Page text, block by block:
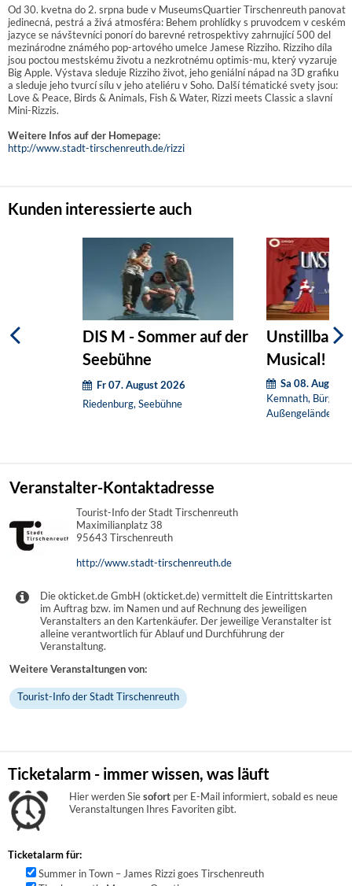
Od 30. kvetna do 2. srpna bude v MuseumsQuartier Tirschenreuth panovat
jedinecná, pestrá a živá atmosféra: Behem prohlídky s pruvodcem v ceském
jazyce se návštevníci ponorí do barevné retrospektivy zahrnující 500 del
mezinárodne známého pop-artového umelce Jamese Rizziho. Rizziho díla
jsou poctou mestskému životu a nezkrotnému optimis-mu, který vyzaruje
Big Apple. Výstava sleduje Rizziho život, jeho geniální nápad na 3D grafiku
a sleduje jeho tvurcí sílu v jeho ateliéru v Soho. Další tématické svety jsou:
Love & Peace, Birds & Animals, Fish & Water, Rizzi meets Classic a slavní
Mini-Rizzis.
Weitere Infos auf der Homepage:
http://www.stadt-tirschenreuth.de/rizzi
Kunden interessierte auch
DIS M - Sommer auf der
Seebühne
Fr 07. August 2026
Riedenburg, Seebühne
Unstillbare
Musical!
Sa 08. August
Kemnath,
Außengelände
Veranstalter-Kontaktadresse
Tourist-Info der Stadt Tirschenreuth
Maximilianplatz 38
95643 Tirschenreuth
http://www.stadt-tirschenreuth.de
Die okticket.de GmbH (okticket.de) vermittelt die Eintrittskarten
im Auftrag bzw. im Namen und auf Rechnung des jeweiligen
Veranstalters an den Kartenkäufer. Der jeweilige Veranstalter ist
alleine verantwortlich für Ablauf und Durchführung der
Veranstaltung.
Weitere Veranstaltungen von:
Tourist-Info der Stadt Tirschenreuth
Ticketalarm - immer wissen, was läuft
Hier werden Siesofort per E-Mail informiert, sobald es neue
Veranstaltungen Ihres Favoriten gibt.
Ticketalarm für:
Summer in Town – James Rizzi goes Tirschenreuth